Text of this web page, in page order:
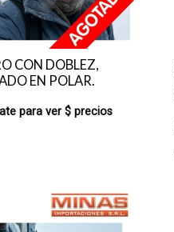
CON DOBLEZ,
EN POLAR.
para ver $ precios